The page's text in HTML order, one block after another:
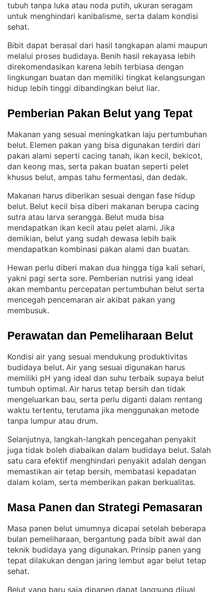
tubuh tanpa luka atau noda putih, ukuran seragam
untuk menghindari kanibalisme, serta dalam kondisi
sehat.
Bibit dapat berasal dari hasil tangkapan alami maupun
melalui proses budidaya. Benih hasil rekayasa lebih
direkomendasikan karena lebih terbiasa dengan
lingkungan buatan dan memiliki tingkat kelangsungan
hidup lebih tinggi dibandingkan belut liar.
Pemberian Pakan Belut yang Tepat
Makanan yang sesuai meningkatkan laju pertumbuhan
belut. Elemen pakan yang bisa digunakan terdiri dari
pakan alami seperti cacing tanah, ikan kecil, bekicot,
dan keong mas, serta pakan buatan seperti pelet
khusus belut, ampas tahu fermentasi, dan dedak.
Makanan harus diberikan sesuai dengan fase hidup
belut. Belut kecil bisa diberi makanan berupa cacing
sutra atau larva serangga. Belut muda bisa
mendapatkan ikan kecil atau pelet alami. Jika
demikian, belut yang sudah dewasa lebih baik
mendapatkan kombinasi pakan alami dan buatan.
Hewan perlu diberi makan dua hingga tiga kali sehari,
yakni pagi serta sore. Pemberian nutrisi yang ideal
akan membantu percepatan pertumbuhan belut serta
mencegah pencemaran air akibat pakan yang
membusuk.
Perawatan dan Pemeliharaan Belut
Kondisi air yang sesuai mendukung produktivitas
budidaya belut. Air yang sesuai digunakan harus
memiliki pH yang ideal dan suhu terbaik supaya belut
tumbuh optimal. Air harus tetap bersih dan tidak
mengeluarkan bau, serta perlu diganti dalam rentang
waktu tertentu, terutama jika menggunakan metode
tanpa lumpur atau drum.
Selanjutnya, langkah-langkah pencegahan penyakit
juga tidak boleh diabaikan dalam budidaya belut. Salah
satu cara efektif menghindari penyakit adalah dengan
memastikan air tetap bersih, membatasi kepadatan
dalam kolam, serta memberikan pakan berkualitas.
Masa Panen dan Strategi Pemasaran
Masa panen belut umumnya dicapai setelah beberapa
bulan pemeliharaan, bergantung pada bibit awal dan
teknik budidaya yang digunakan. Prinsip panen yang
tepat dilakukan dengan jaring lembut agar belut tetap
sehat.
Belut yang baru saja dipanen dapat langsung dijual